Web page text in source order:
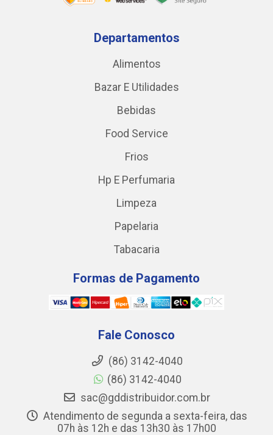
Departamentos
Alimentos
Bazar E Utilidades
Bebidas
Food Service
Frios
Hp E Perfumaria
Limpeza
Papelaria
Tabacaria
Formas de Pagamento
Fale Conosco
(86) 3142-4040
(86) 3142-4040
sac@gddistribuidor.com.br
Atendimento de segunda a sexta-feira, das
07h às 12h e das 13h30 às 17h00